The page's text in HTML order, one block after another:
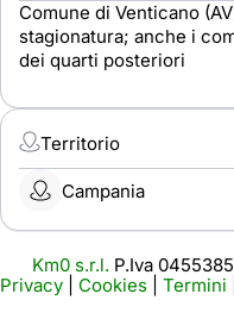
Comune di Venticano
stagionatura; anche i
dei quarti posteriori
Territorio
Campania
Km0 s.r.l. P.Iva
Privacy
Cookies Termini